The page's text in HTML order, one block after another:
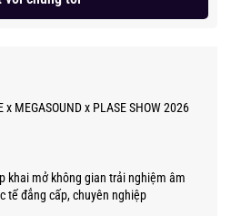
x MEGASOUND x PLASE SHOW 2026
khai mở không gian trải nghiệm âm
tế đẳng cấp, chuyên nghiệp